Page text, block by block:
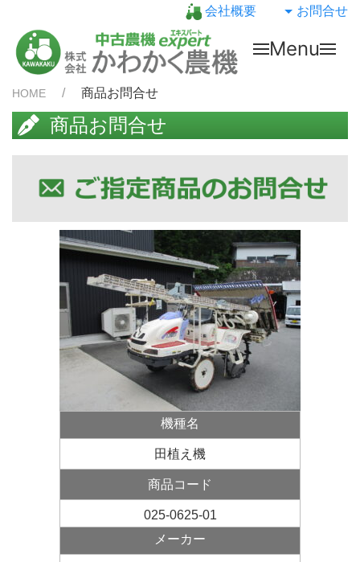
会社概要 お問合せ
Menu
HOME 商品お問合せ
商品お問合せ
機種名
田植え機
商品コード
025-0625-01
メーカー